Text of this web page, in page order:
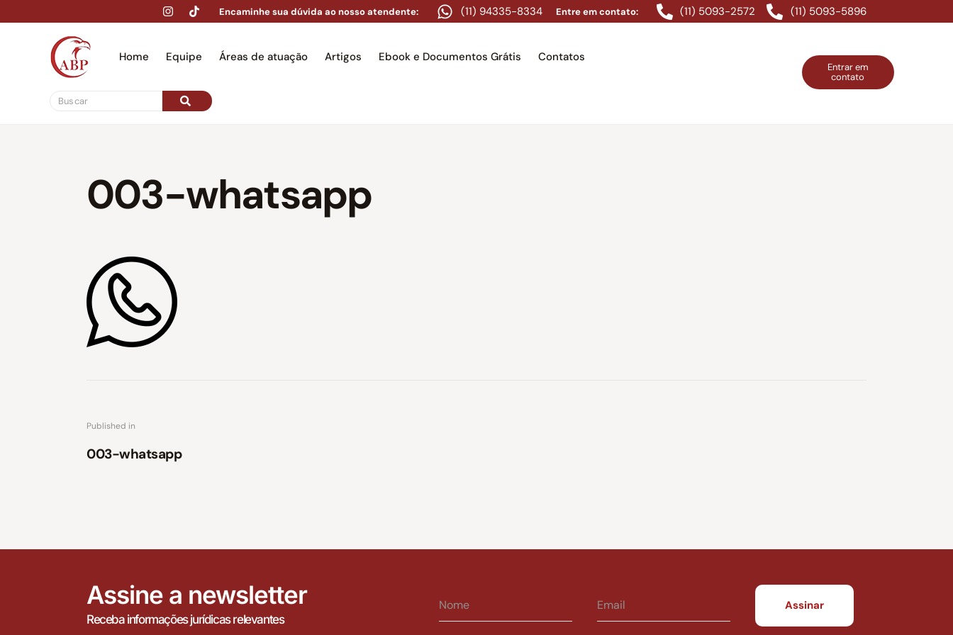
Encaminhe sua dúvida ao nosso atendente: (11) 94335-8334 Entre em contato: (11) 5093-2572 (11) 5093-5896
Home Equipe Áreas de atuação Artigos Ebook e Documentos Grátis Contatos
Entrar em
contato
003-whatsapp
Published in
003-whatsapp
Assine a newsletter
Receba informações jurídicas relevantes